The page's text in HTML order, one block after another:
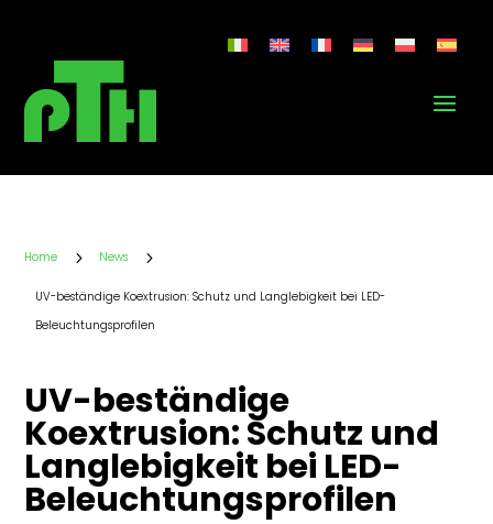
Home 5 News 5
UV-beständige Koextrusion: Schutz und Langlebigkeit bei LED-
Beleuchtungsprofilen
UV-beständige
Koextrusion: Schutz und
Langlebigkeit bei LED-
Beleuchtungsprofilen